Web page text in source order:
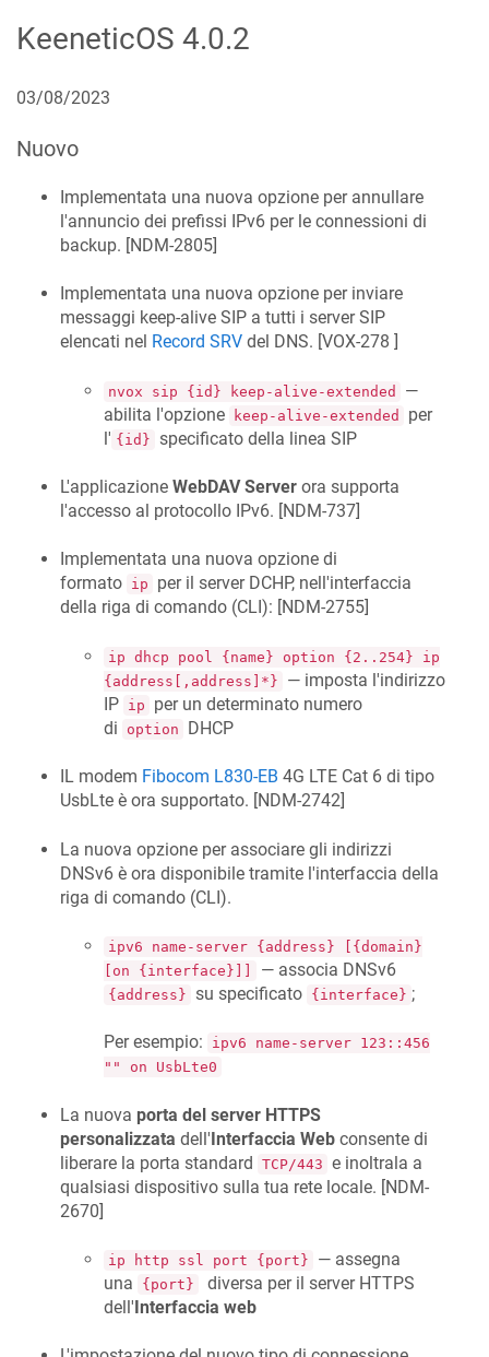
KeeneticOS 4.0.2
03/08/2023
Nuovo
Implementata una nuova opzione per annullare
l'annuncio dei prefissi IPv6 per le connessioni di
backup. [NDM-2805]
Implementata una nuova opzione per inviare
messaggi keep-alive SIP a tutti i server SIP
elencati nel Record SRV del DNS. [VOX-278 ]
nvox sip {id} keep-alive-extended
—
abilita l'opzione
keep-alive-extended
per
l' {id} specificato della linea SIP
L'applicazione WebDAV Server ora supporta
l'accesso al protocollo IPv6. [NDM-737]
Implementata una nuova opzione di
formato ip
per il server DCHP, nell'interfaccia
della riga di comando (CLI): [NDM-2755]
ip dhcp pool {name} option {2..254} ip
{address[,address]*}
— imposta l'indirizzo
IP ip
per un determinato numero
di
option DHCP
IL modem Fibocom L830-EB 4G LTE Cat 6 di tipo
UsbLte è ora supportato. [NDM-2742]
La nuova opzione per associare gli indirizzi
DNSv6 è ora disponibile tramite l'interfaccia della
riga di comando (CLI).
ipv6 name-server {address} [{domain}
[on {interface}]]
— associa DNSv6
{address} su specificato {interface} ;
Per esempio:
ipv6 name-server 123::456
"" on UsbLte0
La nuova porta del server HTTPS
personalizzata dell'Interfaccia Web consente di
liberare la porta standard TCP/443 e inoltrala a
qualsiasi dispositivo sulla tua rete locale. [NDM-
2670]
ip http ssl port {port}
— assegna
una
{port}
diversa per il server HTTPS
dell'Interfaccia web